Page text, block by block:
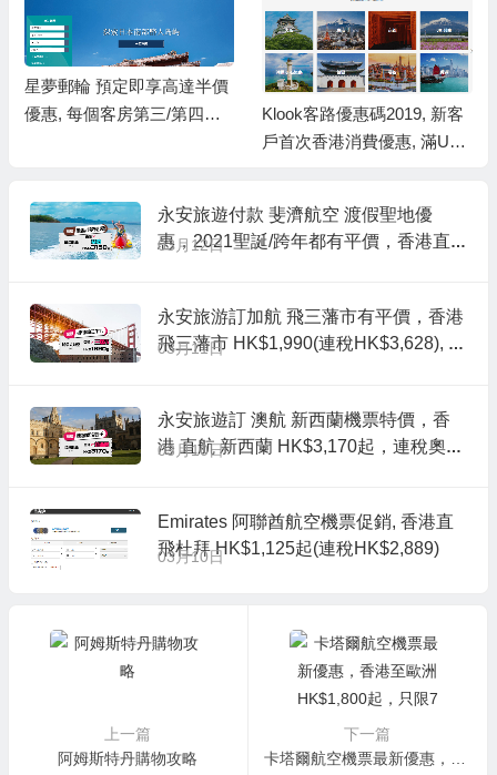
星夢郵輪 預定即享高達半價
優惠, 每個客房第三/第四名
Klook客路優惠碼2019, 新客
戶首次香港消費優惠, 滿US
永安旅遊付款 斐濟航空 渡假聖地優
惠，2021聖誕/跨年都有平價，香港直
03月12日
永安旅游訂加航 飛三藩市有平價，香港
飛三藩市 HK$1,990(連稅HK$3,628), 出
03月11日
永安旅遊訂 澳航 新西蘭機票特價，香
港 直航 新西蘭 HK$3,170起，連稅奧克
03月10日
Emirates 阿聯酋航空機票促銷, 香港直
飛杜拜 HK$1,125起(連稅HK$2,889)
03月10日
上一篇
阿姆斯特丹購物攻略
下一篇